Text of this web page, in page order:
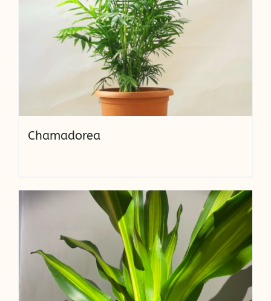
Chamadorea